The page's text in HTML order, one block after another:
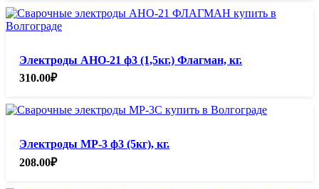
Электроды АНО-21 ф3 (1,5кг.) Флагман, кг.
310.00₽
Электроды МР-3 ф3 (5кг), кг.
208.00₽